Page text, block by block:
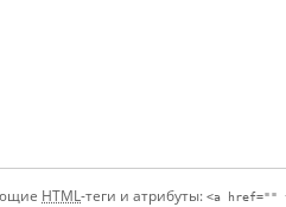
HTML-теги и атрибуты: <a href=""